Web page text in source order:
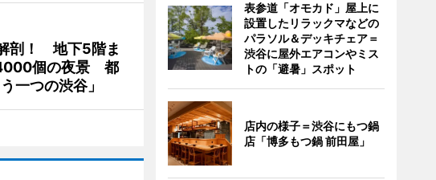
剖！ 地下5階ま
個の夜景 都
一つの渋谷」
表参道「オモカド」屋上に
設置したリラックマなどの
パラソル＆デッキチェア＝
渋谷に屋外エアコンやミス
トの「避暑」スポット
店内の様子＝渋谷にもつ鍋
店「博多もつ鍋 前田屋」